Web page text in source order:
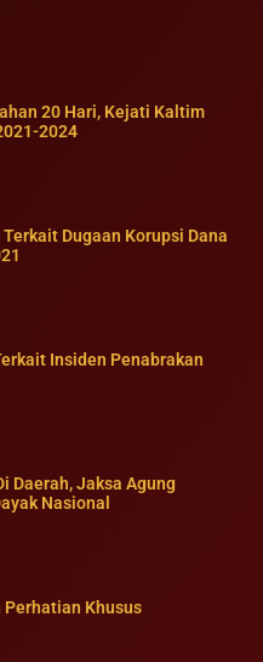
20 Hari, Kejati Kaltim
2024
Dugaan Korupsi Dana
Insiden Penabrakan
Daerah, Jaksa Agung
Nasional
Perhatian Khusus